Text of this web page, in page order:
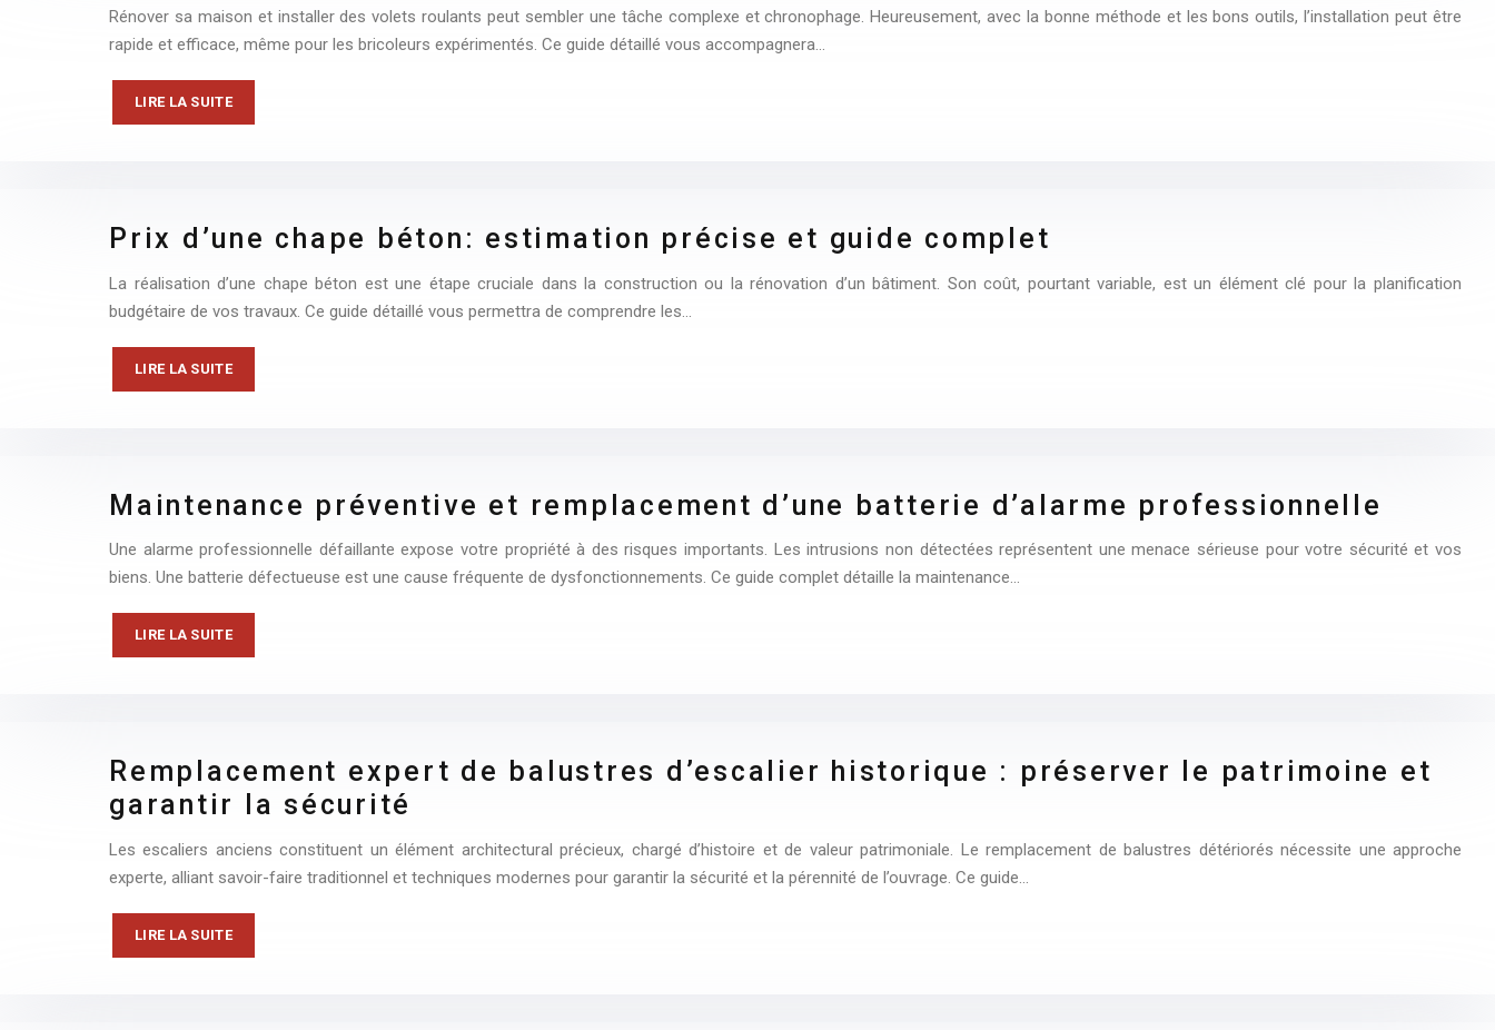
Rénover sa maison et installer des volets roulants peut sembler une tâche complexe et chronophage. Heureusement, avec la bonne méthode et les bons outils, l’installation peut être
rapide et efficace, même pour les bricoleurs expérimentés. Ce guide détaillé vous accompagnera…
LIRE LA SUITE
Prix d’une chape béton: estimation précise et guide complet
La réalisation d’une chape béton est une étape cruciale dans la construction ou la rénovation d’un bâtiment. Son coût, pourtant variable, est un élément clé pour la planification
budgétaire de vos travaux. Ce guide détaillé vous permettra de comprendre les…
LIRE LA SUITE
Maintenance préventive et remplacement d’une batterie d’alarme professionnelle
Une alarme professionnelle défaillante expose votre propriété à des risques importants. Les intrusions non détectées représentent une menace sérieuse pour votre sécurité et vos
biens. Une batterie défectueuse est une cause fréquente de dysfonctionnements. Ce guide complet détaille la maintenance…
LIRE LA SUITE
Remplacement expert de balustres d’escalier historique : préserver le patrimoine et
garantir la sécurité
Les escaliers anciens constituent un élément architectural précieux, chargé d’histoire et de valeur patrimoniale. Le remplacement de balustres détériorés nécessite une approche
experte, alliant savoir-faire traditionnel et techniques modernes pour garantir la sécurité et la pérennité de l’ouvrage. Ce guide…
LIRE LA SUITE